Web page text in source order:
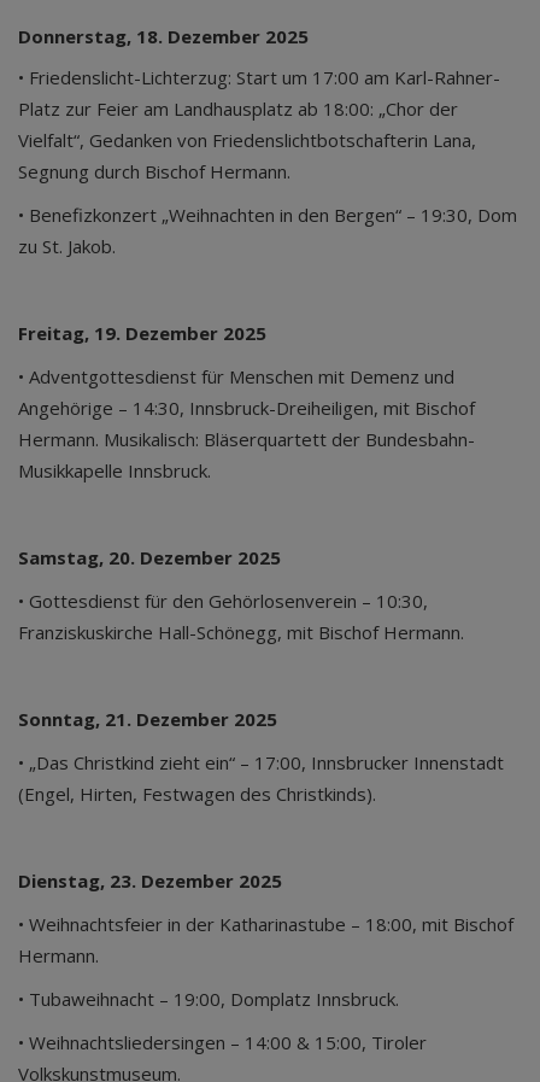
Donnerstag, 18. Dezember 2025
• Friedenslicht-Lichterzug: Start um 17:00 am Karl-Rahner-
Platz zur Feier am Landhausplatz ab 18:00: „Chor der
Vielfalt“, Gedanken von Friedenslichtbotschafterin Lana,
Segnung durch Bischof Hermann.
• Benefizkonzert „Weihnachten in den Bergen“ – 19:30, Dom
zu St. Jakob.
Freitag, 19. Dezember 2025
• Adventgottesdienst für Menschen mit Demenz und
Angehörige – 14:30, Innsbruck-Dreiheiligen, mit Bischof
Hermann. Musikalisch: Bläserquartett der Bundesbahn-
Musikkapelle Innsbruck.
Samstag, 20. Dezember 2025
• Gottesdienst für den Gehörlosenverein – 10:30,
Franziskuskirche Hall-Schönegg, mit Bischof Hermann.
Sonntag, 21. Dezember 2025
• „Das Christkind zieht ein“ – 17:00, Innsbrucker Innenstadt
(Engel, Hirten, Festwagen des Christkinds).
Dienstag, 23. Dezember 2025
• Weihnachtsfeier in der Katharinastube – 18:00, mit Bischof
Hermann.
• Tubaweihnacht – 19:00, Domplatz Innsbruck.
• Weihnachtsliedersingen – 14:00 & 15:00, Tiroler
Volkskunstmuseum.